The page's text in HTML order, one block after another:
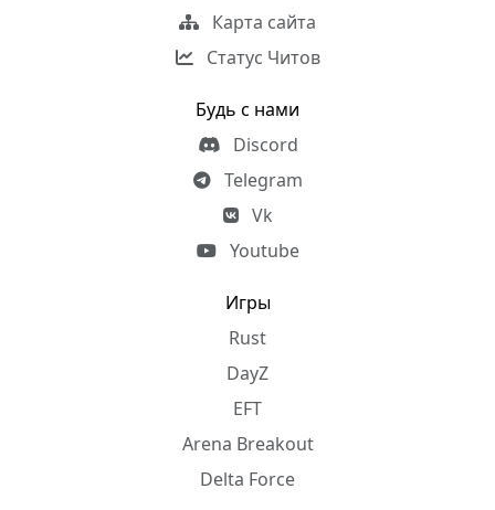
Карта сайта
Статус Читов
Будь с нами
Discord
Telegram
Vk
Youtube
Игры
Rust
DayZ
EFT
Arena Breakout
Delta Force